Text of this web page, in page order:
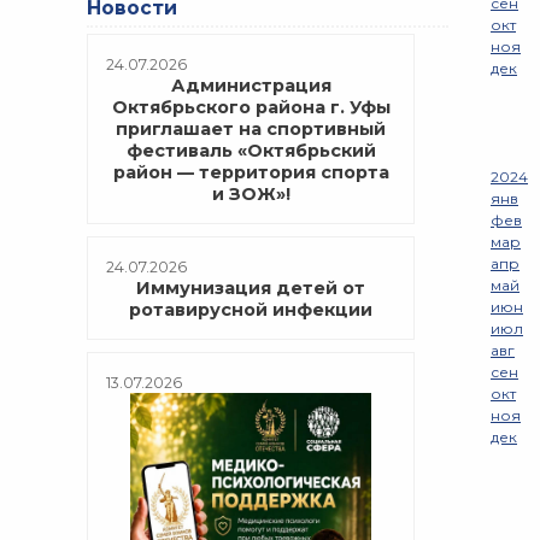
Новости
24.07.2026
Администрация
Октябрьского района г. Уфы
приглашает на спортивный
фестиваль «Октябрьский
район — территория спорта
и ЗОЖ»!
24.07.2026
Иммунизация детей от
ротавирусной инфекции
13.07.2026
окт
ноя
дек
2024
янв
фев
мар
апр
май
июн
июл
авг
сен
окт
ноя
дек